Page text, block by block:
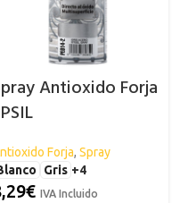
Antioxido Forja
Forja, Spray
Gris +4
€ IVA Incluido